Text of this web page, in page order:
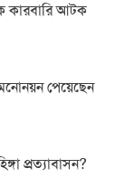
কারবারি আটক
পেয়েছেন
প্রত্যাবাসন?